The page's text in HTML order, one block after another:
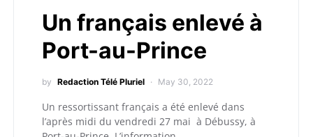
Un français enlevé à
Port-au-Prince
by Redaction Télé Pluriel May 30, 2022
Un ressortissant français a été enlevé dans
l’après midi du vendredi 27 mai à Débussy, à